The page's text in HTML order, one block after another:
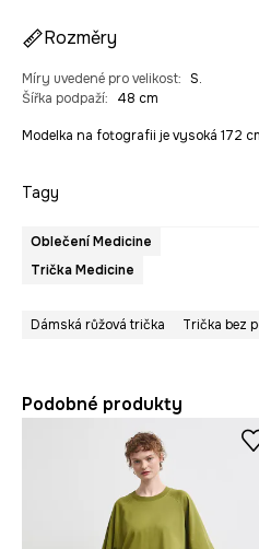
Rozměry
Míry uvedené pro velikost: S.
Šířka podpaží: 48 cm
Modelka na fotografii je vysoká 172
Tagy
Oblečení Medicine
Trička Medicine
Dámská růžová trička Trička bez
Podobné produkty